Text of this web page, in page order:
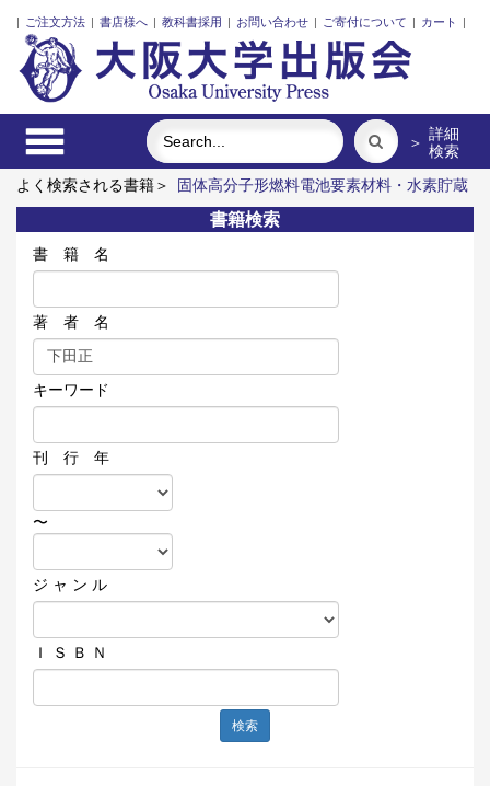
| ご注文方法 | 書店様へ | 教科書採用 | お問い合わせ | ご寄付について | カート |
＞ 詳細
検索
よく検索される書籍＞
固体高分子形燃料電池要素材料・水素貯蔵
材料の知的設計
近代日本における企業家の諸系譜
明治・大
正・昭和の細菌学者たち
ポンプの流体力学
発話冒頭における
言語要素の語順と相互行為
書籍検索
書 籍 名
著 者 名
キーワード
刊 行 年
〜
ジ ャ ン ル
Ｉ Ｓ Ｂ Ｎ
検索